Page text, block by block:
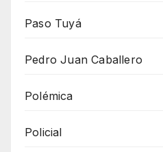
Paso Tuyá
Pedro Juan Caballero
Polémica
Policial